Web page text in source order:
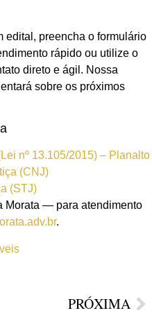
edital, preencha o formulário
rápido ou utilize o
direto e ágil. Nossa
sobre os próximos
nº 13.105/2015) – Planalto
(CNJ)
(STJ)
Morata — para atendimento
.
PRÓXIMA